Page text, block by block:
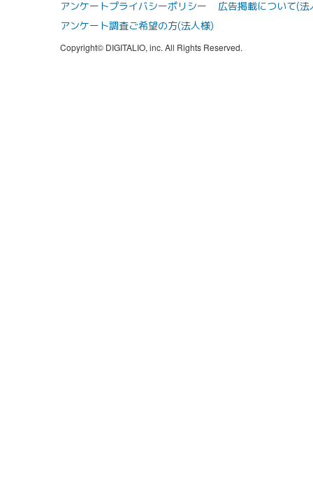
アンケートプライバシーポリシー
広告掲載について(法
アンケート調査ご希望の方(法人様)
Copyright© DIGITALIO, inc. All Rights Reserved.